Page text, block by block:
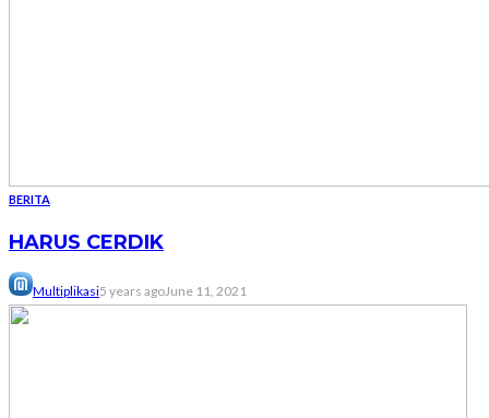
BERITA
HARUS CERDIK
Multiplikasi5 years agoJune 11, 2021